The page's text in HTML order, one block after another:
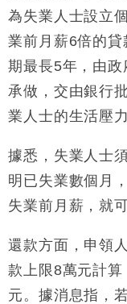
15:47
粦接任
15:11
財經｜韓股
13:44
財經｜內地
差達1125億
12:44
財經｜日本
日圓干預創
11:12
國際｜特朗
張
司
為失業人士設立
業前月薪6倍的
期最長5年，由政
承做，交由銀行
業人士的生活壓力
據悉，失業人士
明已失業數個月
失業前月薪，就
還款方面，申領
款上限8萬元計
元。據消息指，